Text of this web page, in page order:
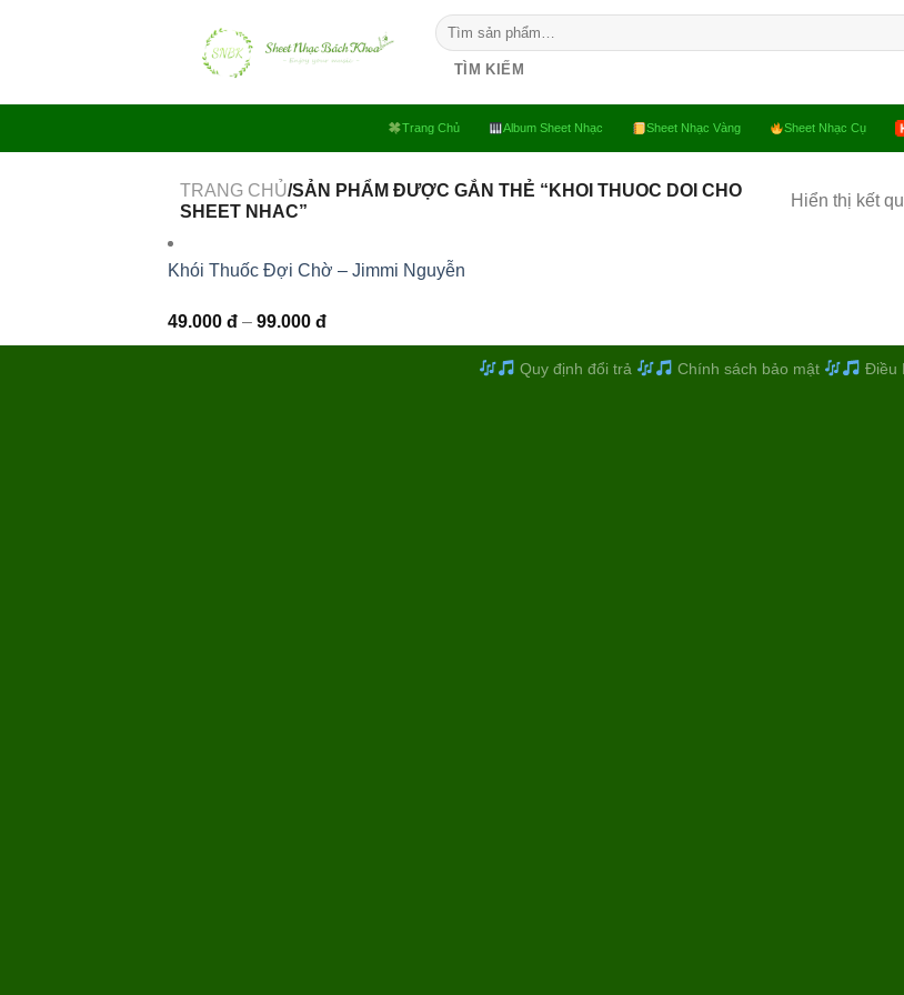
Tìm
kiếm:
TÌM KIẾM
Trang Chủ Album Sheet Nhạc Sheet Nhạc Vàng Sheet Nhạc Cụ
TRANG CHỦ/SẢN PHẨM ĐƯỢC GẮN THẺ “KHOI THUOC DOI CHO
SHEET NHAC”
Hiển thị kết
Khói Thuốc Đợi Chờ – Jimmi Nguyễn
49.000 đ – 99.000 đKhoảng
giá:
từ
Quy định đổi trả Chính sách bảo mật Điều